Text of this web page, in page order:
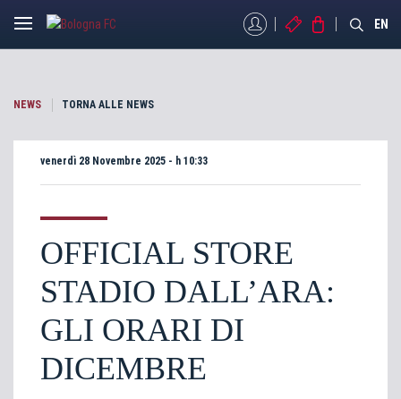
MYBFCBIGLIETTI
STORE EN
NEWS TORNA ALLE NEWS
venerdì 28 Novembre 2025 - h 10:33
OFFICIAL STORE
STADIO DALL’ARA:
GLI ORARI DI
DICEMBRE